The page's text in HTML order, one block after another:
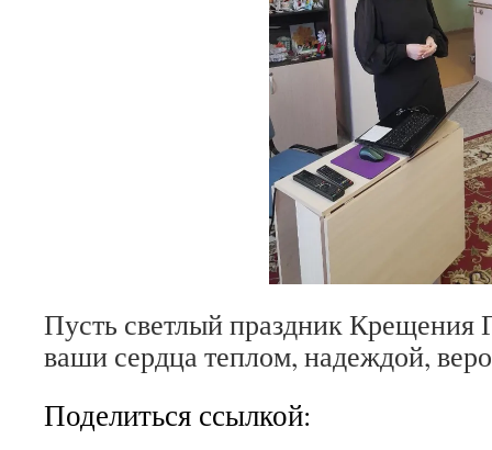
Пусть светлый праздник Крещения
ваши сердца теплом, надеждой,
Поделиться ссылкой: